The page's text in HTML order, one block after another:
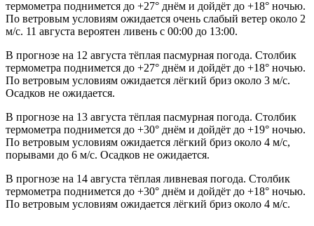
термометра поднимется до +27° днём и дойдёт до +18° ночью.
По ветровым условиям ожидается очень слабый ветер около 2
м/с. 11 августа вероятен ливень с 00:00 до 13:00.
В прогнозе на 12 августа тёплая пасмурная погода. Столбик
термометра поднимется до +27° днём и дойдёт до +18° ночью.
По ветровым условиям ожидается лёгкий бриз около 3 м/с.
Осадков не ожидается.
В прогнозе на 13 августа тёплая пасмурная погода. Столбик
термометра поднимется до +30° днём и дойдёт до +19° ночью.
По ветровым условиям ожидается лёгкий бриз около 4 м/с,
порывами до 6 м/с. Осадков не ожидается.
В прогнозе на 14 августа тёплая ливневая погода. Столбик
термометра поднимется до +30° днём и дойдёт до +18° ночью.
По ветровым условиям ожидается лёгкий бриз около 4 м/с.